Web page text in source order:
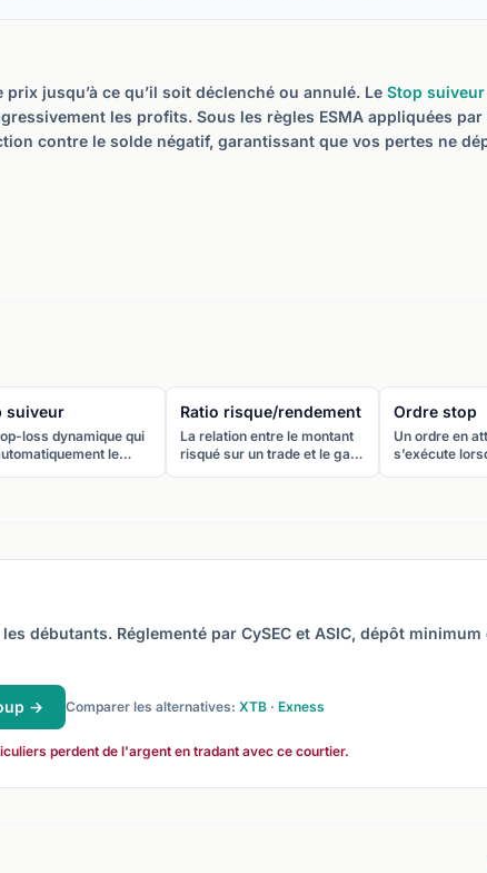
jusqu’à ce qu’il soit déclenché ou annulé. Le Stop suiveur
les profits. Sous les règles ESMA appliquées par
contre le solde négatif, garantissant que vos pertes ne
suiveur
loss dynamique qui
le
Ratio risque/rendement
La relation entre le montant
risqué sur un trade et le gain
Ordre stop
Un ordre en
s’exécute
débutants. Réglementé par CySEC et ASIC, dépôt minimum
→ Comparer les alternatives: XTB · Exness
perdent de l'argent en tradant avec ce courtier.